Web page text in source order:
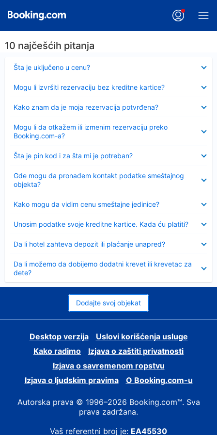
10 najčešćih pitanja
Šta je uključeno u cenu?
Sažeto
Mogu li izvršiti rezervaciju bez kreditne kartice?
Kako znam da je moja rezervacija potvrđena?
Mogu li da otkažem ili izmenim rezervaciju preko
Booking.com-a?
Šta je pin kod i za šta mi je potreban?
Sažeto
Gde mogu da pronađem kontakt podatke smeštajnog
objekta?
Kako mogu da vidim cenu smeštajne jedinice?
Unosim podatke svoje kreditne kartice. Kada ću platiti?
Da li hotel zahteva depozit ili plaćanje unapred?
Da li možemo da dobijemo dodatni krevet ili krevetac za
dete?
Dodajte svoj objekat
Desktop verzija
Uslovi korišćenja usluge
Kako radimo
Izjava o zaštiti privatnosti
Izjava o savremenom ropstvu
Izjava o ljudskim pravima
О Booking.com-u
Autorska prava © 1996–2026 Booking.com™. Sva
prava zadržana.
Vaš referentni broj je: EA45530